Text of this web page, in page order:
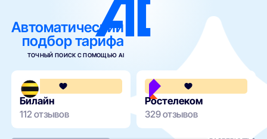
Автоматический
подбор тарифа
ТОЧНЫЙ ПОИСК С ПОМОЩЬЮ AI
3.6
Билайн
112 отзывов
Ростелеком
329 отзывов